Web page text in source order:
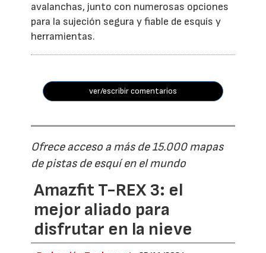
avalanchas, junto con numerosas opciones
para la sujeción segura y fiable de esquís y
herramientas.
ver/escribir comentarios
Ofrece acceso a más de 15.000 mapas
de pistas de esquí en el mundo
Amazfit T-REX 3: el
mejor aliado para
disfrutar en la nieve